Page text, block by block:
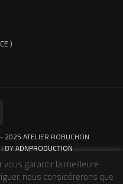
)
ATELIER ROBUCHON
BYADNPRODUCTION
garantir la meilleure
nous considérerons que